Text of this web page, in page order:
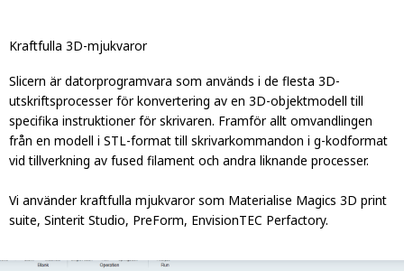
Kraftfulla 3D-mjukvaror
Slicern är datorprogramvara som används i de flesta 3D-
utskriftsprocesser för konvertering av en 3D-objektmodell till
specifika instruktioner för skrivaren. Framför allt omvandlingen
från en modell i STL-format till skrivarkommandon i g-kodformat
vid tillverkning av fused filament och andra liknande processer.
Vi använder kraftfulla mjukvaror som Materialise Magics 3D print
suite, Sinterit Studio, PreForm, EnvisionTEC Perfactory.